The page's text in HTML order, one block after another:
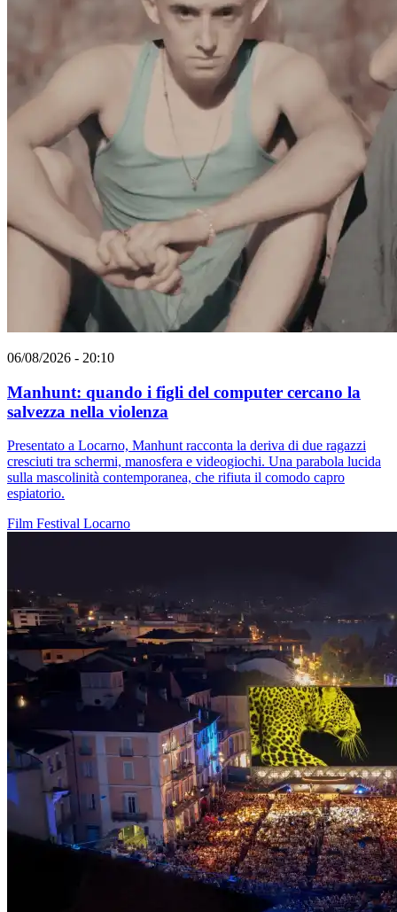
06/08/2026 - 20:10
Manhunt: quando i figli del computer cercano la
salvezza nella violenza
Presentato a Locarno, Manhunt racconta la deriva di due ragazzi
cresciuti tra schermi, manosfera e videogiochi. Una parabola lucida
sulla mascolinità contemporanea, che rifiuta il comodo capro
espiatorio.
Film Festival Locarno